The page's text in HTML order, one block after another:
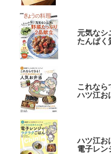
元気なシ
たんぱく
これなら
ハツ江お
ハツ江お
電子レン